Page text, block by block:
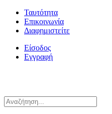
Ταυτότητα
Επικοινωνία
Διαφημιστείτε
Είσοδος
Εγγραφή